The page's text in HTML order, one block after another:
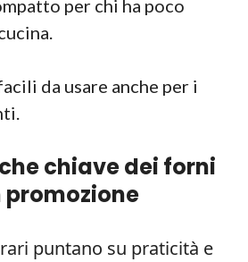
per chi ha poco
da usare anche per i
chiave dei forni
promozione
puntano su praticità e